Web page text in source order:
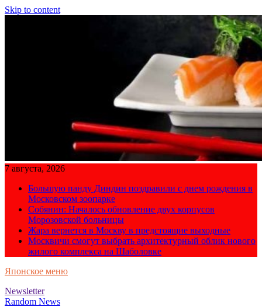
Skip to content
7 августа, 2026
Большую панду Диндин поздравили с днем рождения в
Московском зоопарке
Собянин: Началось обновление двух корпусов
Морозовской больницы
Жара вернется в Москву в предстоящие выходные
Москвичи смогут выбрать архитектурный облик нового
жилого комплекса на Шаболовке
Японское меню
Newsletter
Random News